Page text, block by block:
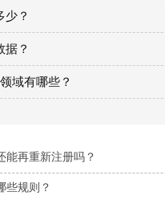
少？
据？
域有哪些？
能再重新注册吗？
些规则？